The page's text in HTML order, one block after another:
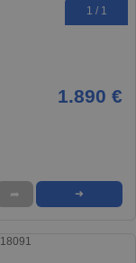
1 / 1
1.890 €
➦ ➜